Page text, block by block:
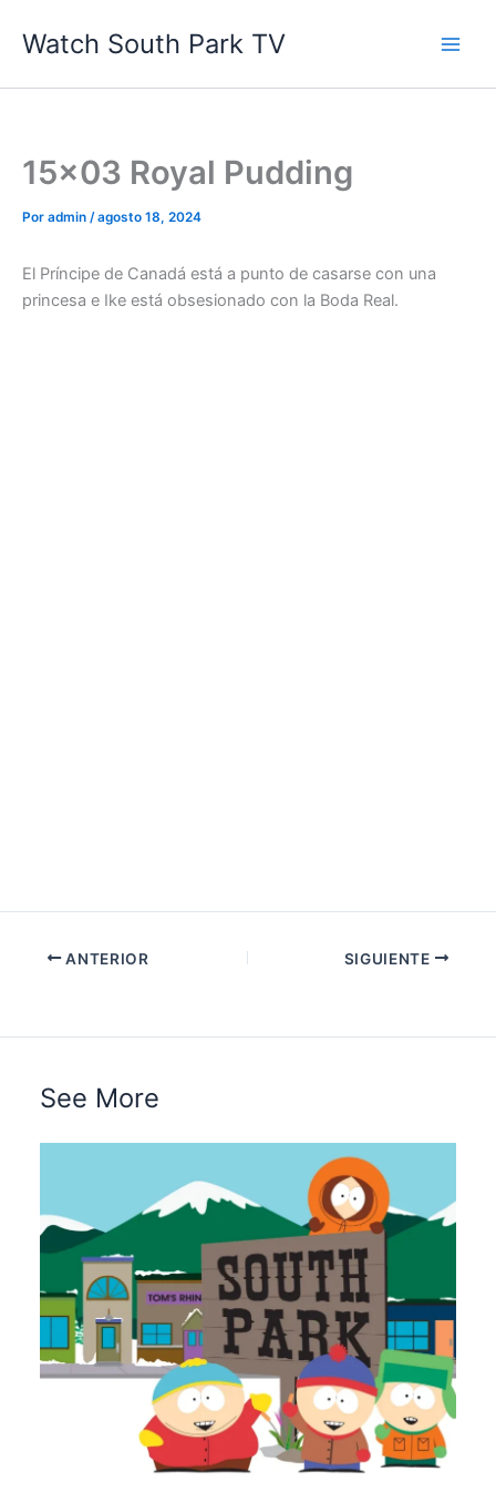
Watch South Park TV
15×03 Royal Pudding
Por admin /agosto 18, 2024
El Príncipe de Canadá está a punto de casarse con una
princesa e Ike está obsesionado con la Boda Real.
ANTERIOR SIGUIENTE
See More